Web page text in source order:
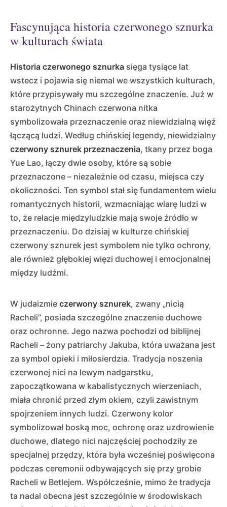
Fascynująca historia czerwonego sznurka
w kulturach świata
Historia czerwonego sznurka sięga tysiące lat
wstecz i pojawia się niemal we wszystkich kulturach,
które przypisywały mu szczególne znaczenie. Już w
starożytnych Chinach czerwona nitka
symbolizowała przeznaczenie oraz niewidzialną więź
łączącą ludzi. Według chińskiej legendy, niewidzialny
czerwony sznurek przeznaczenia, tkany przez boga
Yue Lao, łączy dwie osoby, które są sobie
przeznaczone – niezależnie od czasu, miejsca czy
okoliczności. Ten symbol stał się fundamentem wielu
romantycznych historii, wzmacniając wiarę ludzi w
to, że relacje międzyludzkie mają swoje źródło w
przeznaczeniu. Do dzisiaj w kulturze chińskiej
czerwony sznurek jest symbolem nie tylko ochrony,
ale również głębokiej więzi duchowej i emocjonalnej
między ludźmi.
W judaizmie czerwony sznurek, zwany „nicią
Racheli”, posiada szczególne znaczenie duchowe
oraz ochronne. Jego nazwa pochodzi od biblijnej
Racheli – żony patriarchy Jakuba, która uważana jest
za symbol opieki i miłosierdzia. Tradycja noszenia
czerwonej nici na lewym nadgarstku,
zapoczątkowana w kabalistycznych wierzeniach,
miała chronić przed złym okiem, czyli zawistnym
spojrzeniem innych ludzi. Czerwony kolor
symbolizował boską moc, ochronę oraz uzdrowienie
duchowe, dlatego nici najczęściej pochodziły ze
specjalnej przędzy, która była wcześniej poświęcona
podczas ceremonii odbywających się przy grobie
Racheli w Betlejem. Współcześnie, mimo że tradycja
ta nadal obecna jest szczególnie w środowiskach